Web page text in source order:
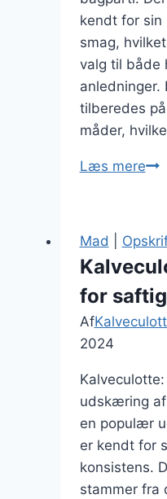
kendt for sin
smag,
valg til både
anledninger.
tilberedes
måder,
Læs mere
Mad
for
Af
2024
udskæring
en populær
er kendt for
konsistens.
stammer fra